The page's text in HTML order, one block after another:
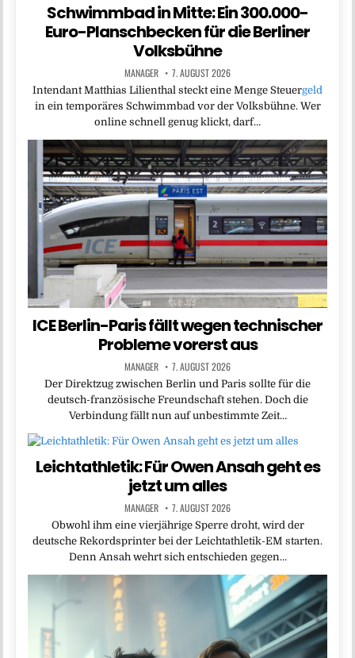
Schwimmbad in Mitte: Ein 300.000-
Euro-Planschbecken für die Berliner
Volksbühne
MANAGER 7. AUGUST 2026
Intendant Matthias Lilienthal steckt eine Menge Steuergeld
in ein temporäres Schwimmbad vor der Volksbühne. Wer
online schnell genug klickt, darf…
ICE Berlin-Paris fällt wegen technischer
Probleme vorerst aus
MANAGER 7. AUGUST 2026
Der Direktzug zwischen Berlin und Paris sollte für die
deutsch-französische Freundschaft stehen. Doch die
Verbindung fällt nun auf unbestimmte Zeit…
Leichtathletik: Für Owen Ansah geht es
jetzt um alles
MANAGER 7. AUGUST 2026
Obwohl ihm eine vierjährige Sperre droht, wird der
deutsche Rekordsprinter bei der Leichtathletik-EM starten.
Denn Ansah wehrt sich entschieden gegen…